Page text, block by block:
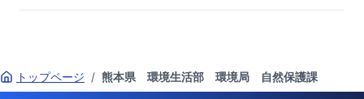
トップページ / 熊本県 環境生活部 環境局 自然保護課